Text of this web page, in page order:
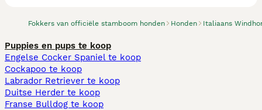
Fokkers van officiële stamboom honden Honden Italiaans
Puppies en pups te koop
Engelse Cocker Spaniel te koop
Cockapoo te koop
Labrador Retriever te koop
Duitse Herder te koop
Franse Bulldog te koop